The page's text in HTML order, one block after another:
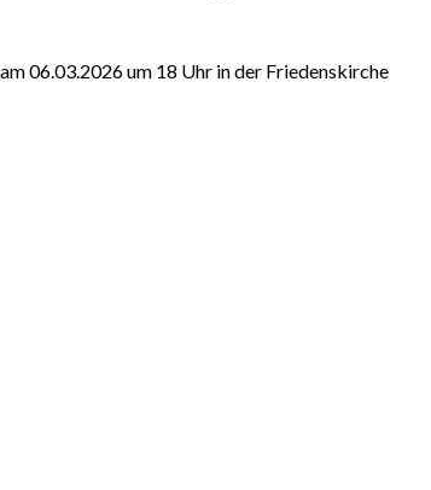
06.03.2026 um 18 Uhr in der Friedenskirche